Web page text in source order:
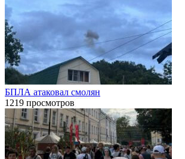
БПЛА атаковал смолян
1219 просмотров